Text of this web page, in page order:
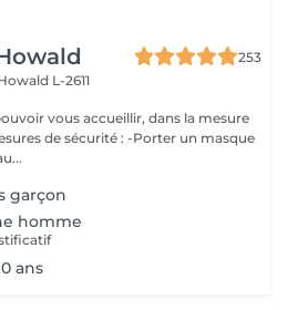
253
L-2611
vous accueillir, dans la mesure
de sécurité : -Porter un masque
garçon
homme
ans